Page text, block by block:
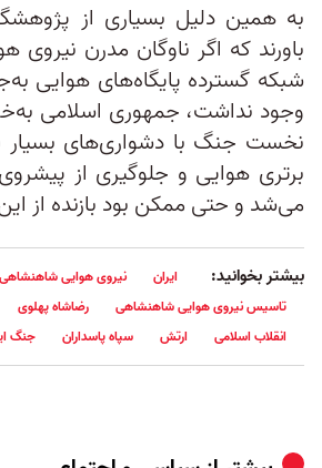
به همین دلیل بسیاری از
باورند که اگر ناوگان مدرن
شبکه گسترده پایگاه‌های هوایی
وجود نداشت، جمهوری اسلامی
نخست جنگ با دشواری‌های بسیار
برتری هوایی و جلوگیری از
می‌شد و حتی ممکن بود بازنده از
بیشتر بخوانید: ایران نیروی هوایی شاهنشاهی
تاسیس نیروی هوایی شاهنشاهی
رضاشاه پهلوی
انقلاب اسلامی
ارتش سپاه پاسداران جنگ